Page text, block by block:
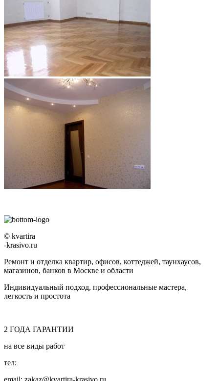
© kvartira
-krasivo.ru
Ремонт и отделка квартир, офисов, коттеджей, таунхаусов,
магазинов, банков в Москве и области
Индивидуальный подход, профессиональные мастера,
легкость и простота
2 ГОДА ГАРАНТИИ
на все виды работ
тел: